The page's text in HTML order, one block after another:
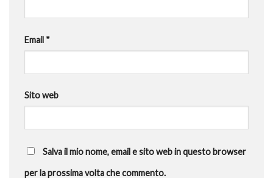
Email *
Sito web
Salva il mio nome, email e sito web in questo browser
per la prossima volta che commento.